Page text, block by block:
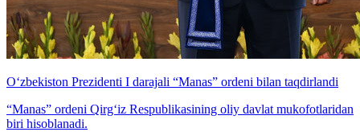
O‘zbekiston Prezidenti I darajali “Manas” ordeni bilan taqdirlandi
“Manas” ordeni Qirg‘iz Respublikasining oliy davlat mukofotlaridan
biri hisoblanadi.